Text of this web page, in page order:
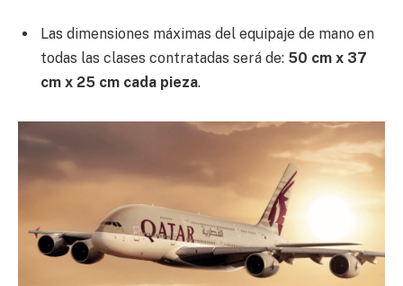
Las dimensiones máximas del equipaje de mano en
todas las clases contratadas será de: 50 cm x 37
cm x 25 cm cada pieza.